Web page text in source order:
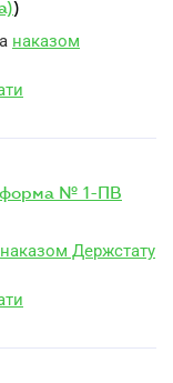
)
наказом
форма № 1-ПВ
наказом Держстату